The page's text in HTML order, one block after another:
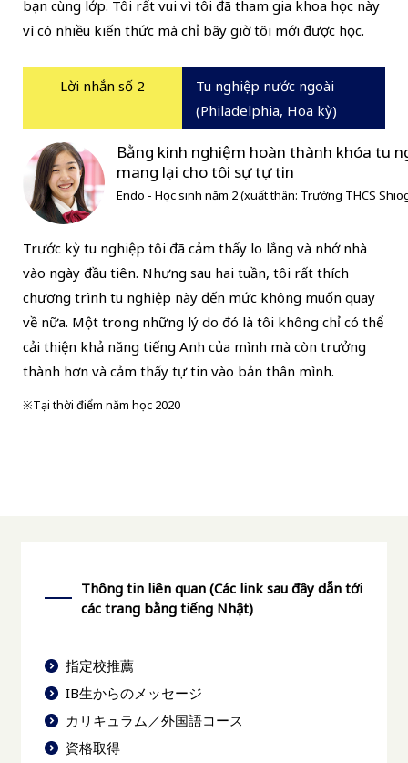
bạn cùng lớp. Tôi rất vui vì tôi đã tham gia khoa học này
vì có nhiều kiến thức mà chỉ bây giờ tôi mới được học.
Lời nhắn số 2
Tu nghiệp nước ngoài
(Philadelphia, Hoa kỳ)
Bằng kinh nghiệm hoàn thành khóa tu
mang lại cho tôi sự tự tin
Endo - Học sinh năm 2 (xuất thân: Trường THCS
Trước kỳ tu nghiệp tôi đã cảm thấy lo lắng và nhớ nhà
vào ngày đầu tiên. Nhưng sau hai tuần, tôi rất thích
chương trình tu nghiệp này đến mức không muốn quay
về nữa. Một trong những lý do đó là tôi không chỉ có thể
cải thiện khả năng tiếng Anh của mình mà còn trưởng
thành hơn và cảm thấy tự tin vào bản thân mình.
※Tại thời điểm năm học 2020
Thông tin liên quan (Các link sau đây dẫn tới
các trang bằng tiếng Nhật)
指定校推薦
IB生からのメッセージ
カリキュラム／外国語コース
資格取得